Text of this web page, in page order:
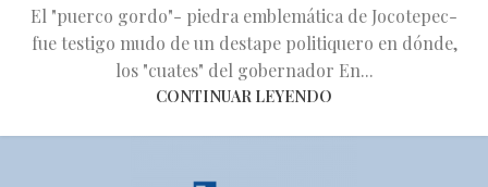
El "puerco gordo"- piedra emblemática de Jocotepec-
fue testigo mudo de un destape politiquero en dónde,
los "cuates" del gobernador En...
CONTINUAR LEYENDO